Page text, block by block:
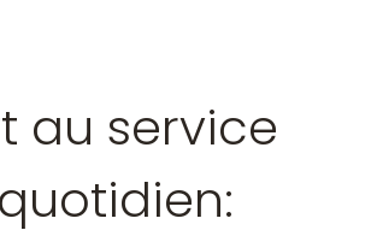
au service